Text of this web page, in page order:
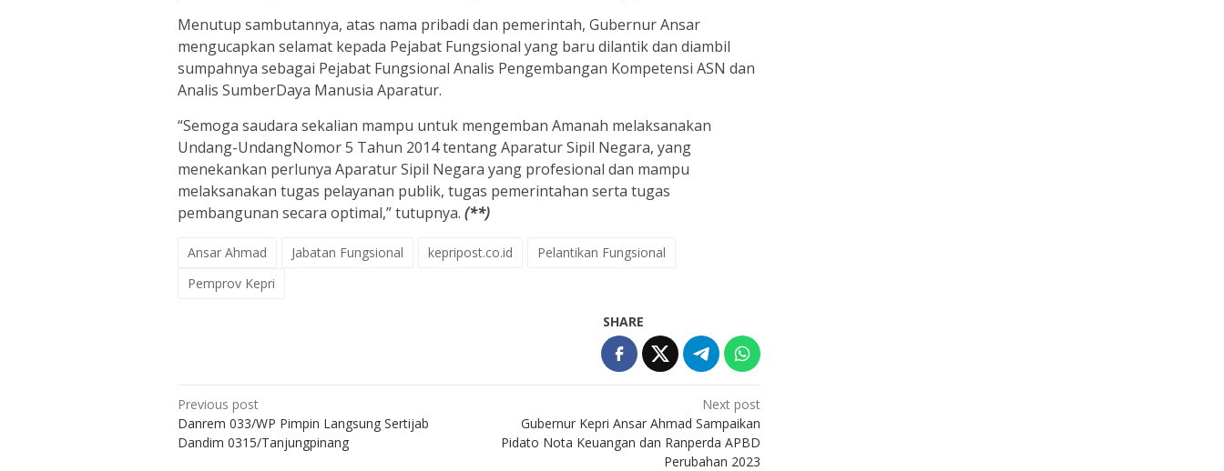
Menutup sambutannya, atas nama pribadi dan pemerintah, Gubernur Ansar
mengucapkan selamat kepada Pejabat Fungsional yang baru dilantik dan diambil
sumpahnya sebagai Pejabat Fungsional Analis Pengembangan Kompetensi ASN dan
Analis SumberDaya Manusia Aparatur.
“Semoga saudara sekalian mampu untuk mengemban Amanah melaksanakan
Undang-UndangNomor 5 Tahun 2014 tentang Aparatur Sipil Negara, yang
menekankan perlunya Aparatur Sipil Negara yang profesional dan mampu
melaksanakan tugas pelayanan publik, tugas pemerintahan serta tugas
pembangunan secara optimal,” tutupnya. (**)
Ansar Ahmad Jabatan Fungsional kepripost.co.id
Pelantikan Fungsional
Pemprov Kepri
SHARE
Post
navigation
Previous post
Danrem 033/WP Pimpin Langsung Sertijab
Dandim 0315/Tanjungpinang
Next post
Gubernur Kepri Ansar Ahmad Sampaikan
Pidato Nota Keuangan dan Ranperda APBD
Perubahan 2023